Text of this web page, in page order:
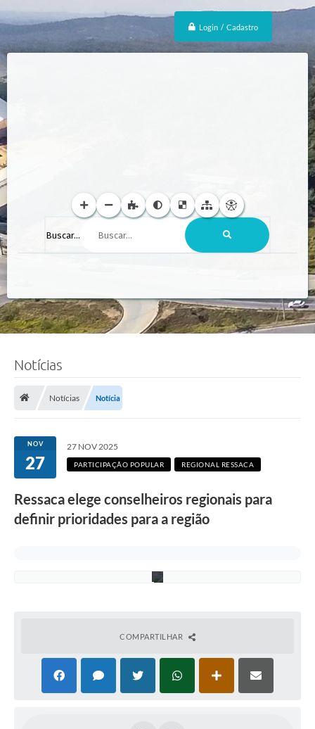
Login / Cadastro
Buscar...
Notícias
Notícias Notícia
NOV
27
27 NOV 2025
PARTICIPAÇÃO POPULAR REGIONAL RESSACA
Ressaca elege conselheiros regionais para
definir prioridades para a região
d
i
a
COMPARTILHAR